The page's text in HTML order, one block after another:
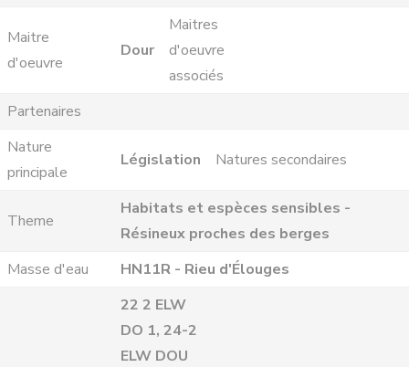
Maitre
d'oeuvre
Dour
Maitres
d'oeuvre
associés
Partenaires
Nature
principale
Législation Natures secondaires
Theme
Habitats et espèces sensibles -
Résineux proches des berges
Masse d'eau
HN11R - Rieu d'Élouges
22 2 ELW
DO 1, 24-2
ELW DOU